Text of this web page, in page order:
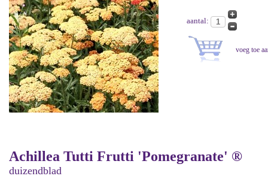
aantal:
Achillea Tutti Frutti 'Pomegranate' ®
duizendblad